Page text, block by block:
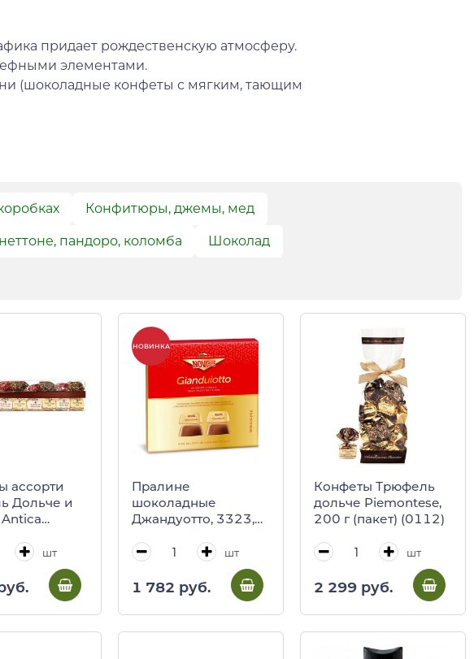
придает рождественскую атмосферу.
элементами.
(шоколадные конфеты с мягким, тающим
Конфитюры, джемы, мед
пандоро, коломба Шоколад
ассорти
Дольче и
125 г
шт
НОВИНКА
Пралине
шоколадные
Джандуотто, 3323,
кор)
шт
1 782 руб.
Конфеты Трюфель
дольче Piemontese,
200 г (пакет) (0112)
шт
2 299 руб.